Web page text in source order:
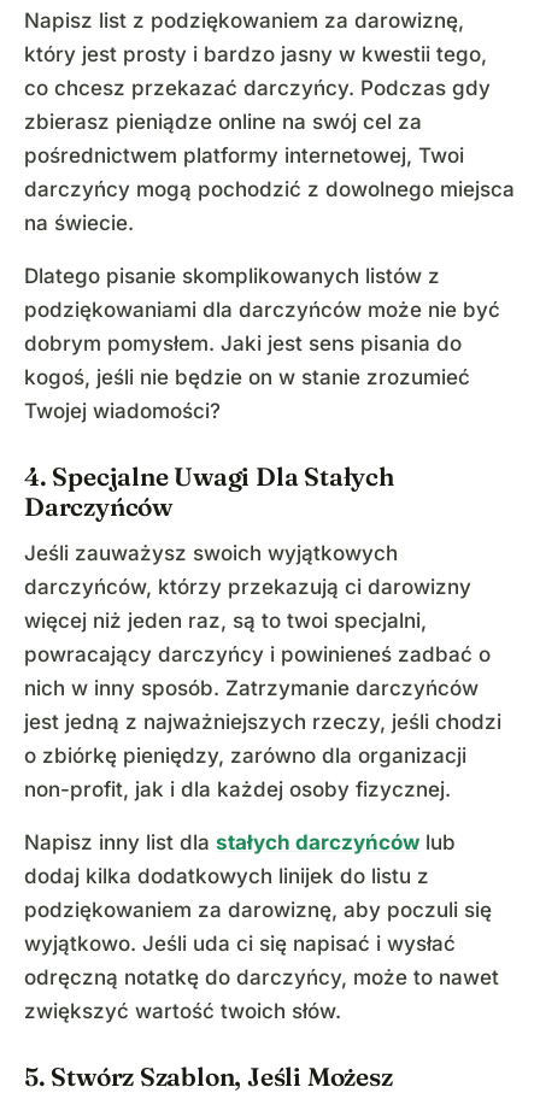
Napisz list z podziękowaniem za darowiznę,
który jest prosty i bardzo jasny w kwestii tego,
co chcesz przekazać darczyńcy. Podczas gdy
zbierasz pieniądze online na swój cel za
pośrednictwem platformy internetowej, Twoi
darczyńcy mogą pochodzić z dowolnego miejsca
na świecie.
Dlatego pisanie skomplikowanych listów z
podziękowaniami dla darczyńców może nie być
dobrym pomysłem. Jaki jest sens pisania do
kogoś, jeśli nie będzie on w stanie zrozumieć
Twojej wiadomości?
4. Specjalne Uwagi Dla Stałych
Darczyńców
Jeśli zauważysz swoich wyjątkowych
darczyńców, którzy przekazują ci darowizny
więcej niż jeden raz, są to twoi specjalni,
powracający darczyńcy i powinieneś zadbać o
nich w inny sposób. Zatrzymanie darczyńców
jest jedną z najważniejszych rzeczy, jeśli chodzi
o zbiórkę pieniędzy, zarówno dla organizacji
non-profit, jak i dla każdej osoby fizycznej.
Napisz inny list dla stałych darczyńców lub
dodaj kilka dodatkowych linijek do listu z
podziękowaniem za darowiznę, aby poczuli się
wyjątkowo. Jeśli uda ci się napisać i wysłać
odręczną notatkę do darczyńcy, może to nawet
zwiększyć wartość twoich słów.
5. Stwórz Szablon, Jeśli Możesz